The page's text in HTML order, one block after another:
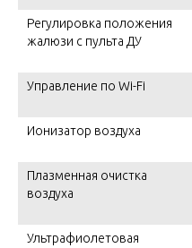
Регулировка положения
жалюзи с пульта ДУ
Управление по Wi-Fi
Ионизатор воздуха
Плазменная очистка
воздуха
Ультрафиолетовая